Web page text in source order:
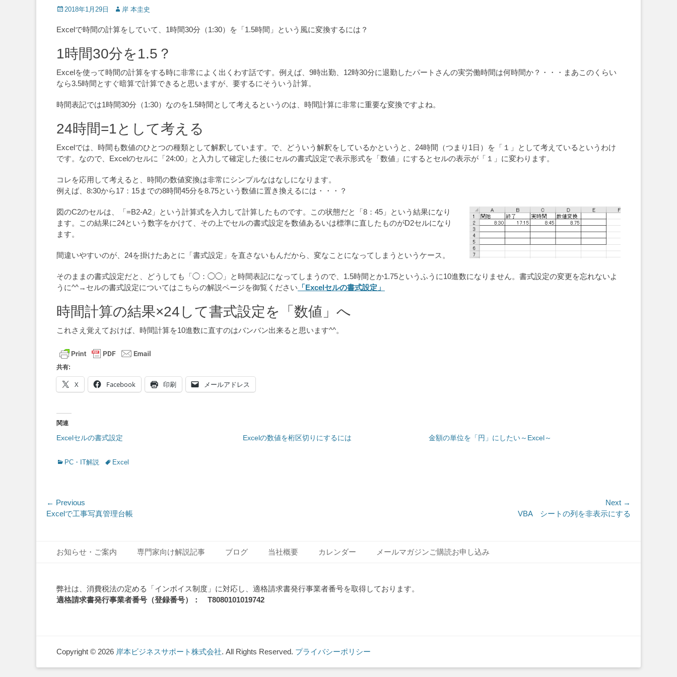
Posted
2018年1月29日 Author
岸 本圭史
Excelで時間の計算をしていて、1時間30分（1:30）を「1.5時間」という風に変換するには？
1時間30分を1.5？
Excelを使って時間の計算をする時に非常によく出くわす話です。例えば、9時出勤、12時30分に退勤したパートさんの実労働時間は何時間か？・・・まあこのくらい
なら3.5時間とすぐ暗算で計算できると思いますが、要するにそういう計算。
時間表記では1時間30分（1:30）なのを1.5時間として考えるというのは、時間計算に非常に重要な変換ですよね。
24時間=1として考える
Excelでは、時間も数値のひとつの種類として解釈しています。で、どういう解釈をしているかというと、24時間（つまり1日）を「１」として考えているというわけ
です。なので、Excelのセルに「24:00」と入力して確定した後にセルの書式設定で表示形式を「数値」にするとセルの表示が「１」に変わります。
コレを応用して考えると、時間の数値変換は非常にシンプルなはなしになります。
例えば、8:30から17：15までの8時間45分を8.75という数値に置き換えるには・・・？
図のC2のセルは、「=B2-A2」という計算式を入力して計算したものです。この状態だと「8：45」という結果になり
ます。この結果に24という数字をかけて、その上でセルの書式設定を数値あるいは標準に直したものがD2セルになり
ます。
間違いやすいのが、24を掛けたあとに「書式設定」を直さないもんだから、変なことになってしまうというケース。
そのままの書式設定だと、どうしても「◯：◯◯」と時間表記になってしまうので、1.5時間とか1.75というふうに10進数になりません。書式設定の変更を忘れないよ
うに^^→セルの書式設定についてはこちらの解説ページを御覧ください 「Excelセルの書式設定」
時間計算の結果×24して書式設定を「数値」へ
これさえ覚えておけば、時間計算を10進数に直すのはバンバン出来ると思います^^。
共有:
X Facebook 印刷 メールアドレス
関連
Excelセルの書式設定 Excelの数値を桁区切りにするには 金額の単位を「円」にしたい～Excel～
Categories
PC・IT解説 TagsExcel
投
稿
ビ
ー
シ
← Previous
Previous
Excelで工事写真管理台帳
Next →
VBA シートの列を非表示にする
Footer Menu
お知らせ・ご案内 専門家向け解説記事 ブログ 当社概要 カレンダー メールマガジンご購読お申し込み
弊社は、消費税法の定める「インボイス制度」に対応し、適格請求書発行事業者番号を取得しております。
適格請求書発行事業者番号（登録番号）： T8080101019742
Copyright © 2026 岸本ビジネスサポート株式会社. All Rights Reserved. プライバシーポリシー